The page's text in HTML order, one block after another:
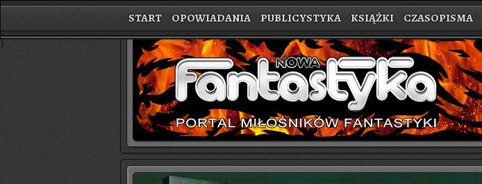
START OPOWIADANIA PUBLICYSTYKA KSIĄŻKI CZASOPISMA
}